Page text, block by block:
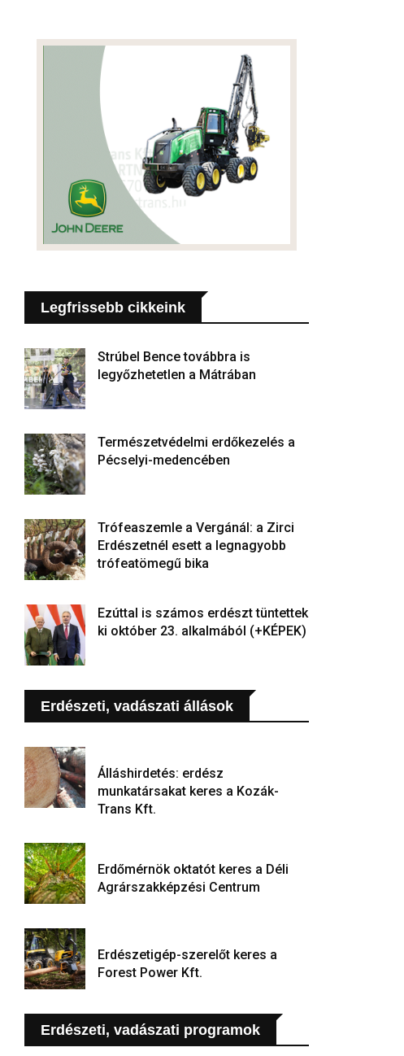
Legfrissebb cikkeink
Strúbel Bence továbbra is
legyőzhetetlen a Mátrában
Természetvédelmi erdőkezelés a
Pécselyi-medencében
Trófeaszemle a Vergánál: a Zirci
Erdészetnél esett a legnagyobb
trófeatömegű bika
Ezúttal is számos erdészt tüntettek
ki október 23. alkalmából (+KÉPEK)
Erdészeti, vadászati állások
Álláshirdetés: erdész
munkatársakat keres a Kozák-
Trans Kft.
Erdőmérnök oktatót keres a Déli
Agrárszakképzési Centrum
Erdészetigép-szerelőt keres a
Forest Power Kft.
Erdészeti, vadászati programok